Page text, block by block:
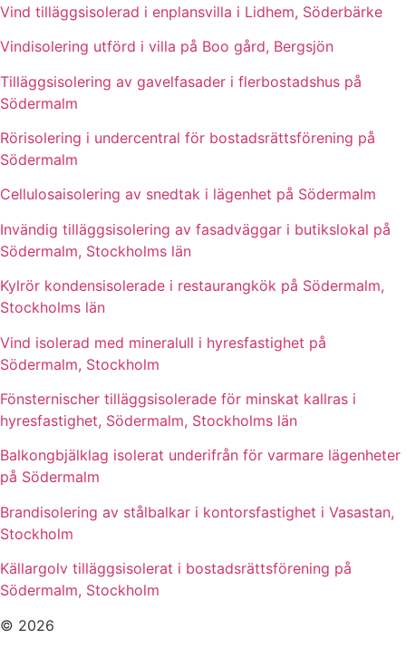
Vind tilläggsisolerad i enplansvilla i Lidhem, Söderbärke
Vindisolering utförd i villa på Boo gård, Bergsjön
Tilläggsisolering av gavelfasader i flerbostadshus på
Södermalm
Rörisolering i undercentral för bostadsrättsförening på
Södermalm
Cellulosaisolering av snedtak i lägenhet på Södermalm
Invändig tilläggsisolering av fasadväggar i butikslokal på
Södermalm, Stockholms län
Kylrör kondensisolerade i restaurangkök på Södermalm,
Stockholms län
Vind isolerad med mineralull i hyresfastighet på
Södermalm, Stockholm
Fönsternischer tilläggsisolerade för minskat kallras i
hyresfastighet, Södermalm, Stockholms län
Balkongbjälklag isolerat underifrån för varmare lägenheter
på Södermalm
Brandisolering av stålbalkar i kontorsfastighet i Vasastan,
Stockholm
Källargolv tilläggsisolerat i bostadsrättsförening på
Södermalm, Stockholm
© 2026